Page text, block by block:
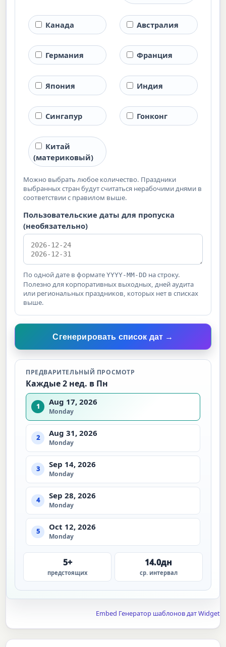
Канада Австралия
Германия Франция
Япония Индия
Сингапур Гонконг
Китай
(материковый)
Можно выбрать любое количество. Праздники
выбранных стран будут считаться нерабочими днями в
соответствии с правилом выше.
Пользовательские даты для пропуска
(необязательно)
По одной дате в форматеYYYY-MM-DD на строку.
Полезно для корпоративных выходных, дней аудита
или региональных праздников, которых нет в списках
выше.
Сгенерировать список дат →
ПРЕДВАРИТЕЛЬНЫЙ ПРОСМОТР
Каждые 2 нед. в Пн
1 Aug 17, 2026
Monday
2 Aug 31, 2026
Monday
3 Sep 14, 2026
Monday
4 Sep 28, 2026
Monday
5 Oct 12, 2026
Monday
5+
предстоящих
14.0дн
ср. интервал
Embed Генератор шаблонов дат Widget